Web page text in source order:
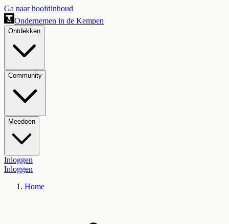
Ga naar hoofdinhoud
Ondernemen in de Kempen
Ontdekken
Community
Meedoen
Inloggen
Inloggen
Home